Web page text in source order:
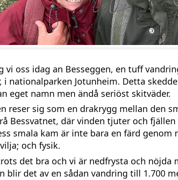
vi oss idag an Besseggen, en tuff
i nationalparken Jotunheim. Detta
eget namn men ändå seriöst skitväder.
reser sig som en drakrygg mellan den
Bessvatnet, där vinden tjuter och
smala kam är inte bara en färd genom
och fysik.
det bra och vi är nedfrysta och nöjda
blir det av en sådan vandring till 1.700